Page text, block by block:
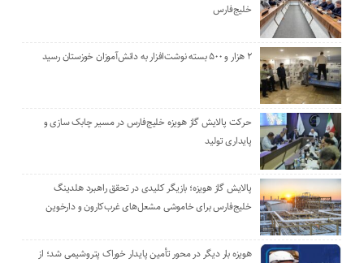
خلیج‌فارس
۲ هزار و ۵۰۰ بسته نوشت‌افزار به دانش‌آموزان خوزستان رسید
حرکت پالایش گاز هویزه خلیج‌فارس در مسیر چابک سازی و
پایداری تولید
پالایش گاز هویزه؛ بازیگر کلیدی در تحقق راهبرد هلدینگ
خلیج‌فارس برای خاموشی مشعل‌های غرب‌کارون و دارخوین
هویزه بار دیگر در محور تأمین پایدار خوراک پتروشیمی شد؛ از